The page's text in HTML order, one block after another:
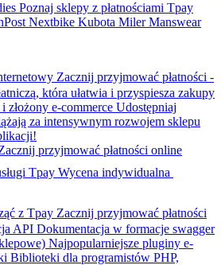
Poznaj sklepy z płatnościami Tpay
Nextbike Kubota Miler Manswear
Zacznij przyjmować płatności -
która ułatwia i przyspiesza zakupy
złożony e-commerce Udostępniaj
za intensywnym rozwojem sklepu
przyjmować płatności online
Tpay Wycena indywidualna
z Tpay Zacznij przyjmować płatności
API Dokumentacja w formacje swagger
Najpopularniejsze pluginy e-
Biblioteki dla programistów PHP,